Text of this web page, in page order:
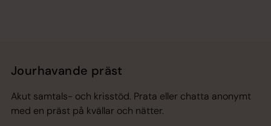
Jourhavande präst
Akut samtals- och krisstöd. Prata eller chatta anonymt
med en präst på kvällar och nätter.